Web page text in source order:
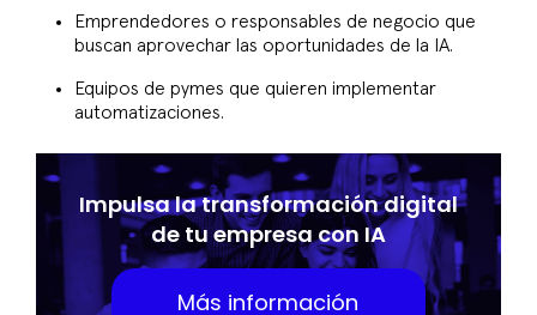
Emprendedores o responsables de negocio que
buscan aprovechar las oportunidades de la IA.
Equipos de pymes que quieren implementar
automatizaciones.
Impulsa la transformación digital
de tu empresa con IA
Más información